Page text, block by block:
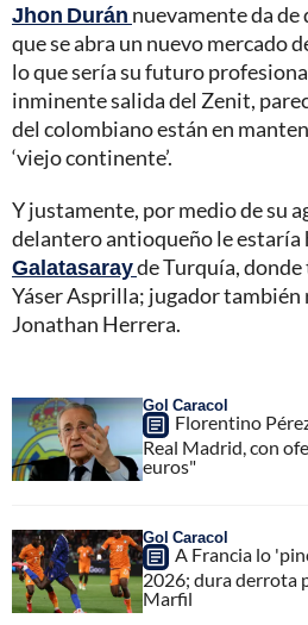
Jhon Durán nuevamente da de
que se abra un nuevo mercado
lo que sería su futuro
inminente salida del Zenit,
del colombiano están en
‘viejo continente’.
Y justamente, por medio de su
delantero antioqueño le estaría
Galatasarayde Turquía,
Yáser Asprilla; jugador
Jonathan Herrera.
Gol Caracol
Florentino
Real Madrid, con
euros"
Gol Caracol
A Francia lo
2026; dura derrota
Marfil